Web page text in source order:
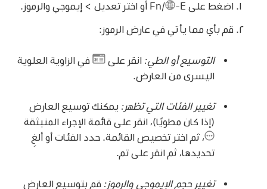
اضغط على Fn/ -E أو اختر تعديل > إيموجي والرموز.
قم بأي مما يأتي في عارض الرموز:
التوسيع أو الطي: انقر على
في الزاوية العلوية
اليسرى من العارض.
تغيير الفئات التي تظهر: يمكنك توسيع العارض
(إذا كان مطويًا)، انقر على قائمة الإجراء المنبثقة
،ثم اختر تخصيص القائمة. حدد الفئات أو ألغِ
تحديدها، ثم انقر على تم.
تغيير حجم الإيموجي والرموز: قم بتوسيع العارض